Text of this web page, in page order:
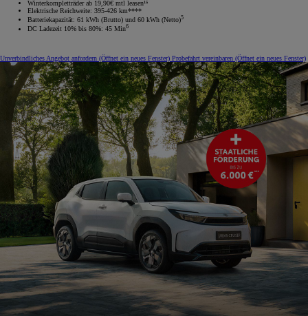
Winterkompletträder ab 19,90€ mtl leasen¹⁵
Elektrische Reichweite: 395-426 km****
Batteriekapazität: 61 kWh (Brutto) und 60 kWh (Netto)5
DC Ladezeit 10% bis 80%: 45 Min6
Unverbindliches Angebot anfordern (Öffnet ein neues Fenster) Probefahrt vereinbaren (Öffnet ein neues Fenster)